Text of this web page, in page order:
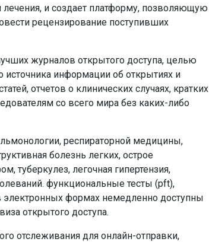
и создает платформу, позволяющую
рецензирование поступивших
журналов открытого доступа, целью
источника информации об открытиях и
отчетов о клинических случаях, кратких
со всего мира без каких-либо
респираторной медицины,
болезнь легких, острое
туберкулез, легочная гипертензия,
функциональные тесты (pft),
электронных формах немедленно доступны
открытого доступа.
отслеживания для онлайн-отправки,